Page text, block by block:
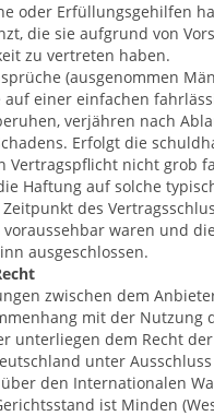
oder Erfüllungsgehilfen
die sie aufgrund von
zu vertreten haben.
(ausgenommen
einer einfachen
verjähren nach
Erfolgt die
Vertragspflicht nicht grob
Haftung auf solche
des
waren und
ausgeschlossen.
zwischen dem
mit der Nutzung
unterliegen dem Recht der
unter Ausschluss
den Internationalen
ist Minden